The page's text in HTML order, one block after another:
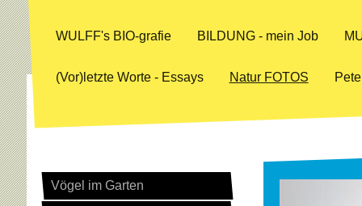
WULFF's BIO-grafie BILDUNG - mein Job
(Vor)letzte Worte - Essays Natur FOTOS
Vögel im Garten